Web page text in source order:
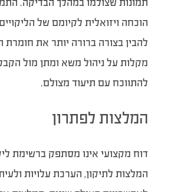
הוכחה ויזואלית לקיומם של
להבין בצורה ברורה יותר את חומרת
מקלות על ניהול משא ומתן מול
להתווכח עם תיעוד מצולם.
המלצות לפתרון
דוח מקצועי אינו מסתפק ברשימת
המלצות לתיקון, הערכת עלויות